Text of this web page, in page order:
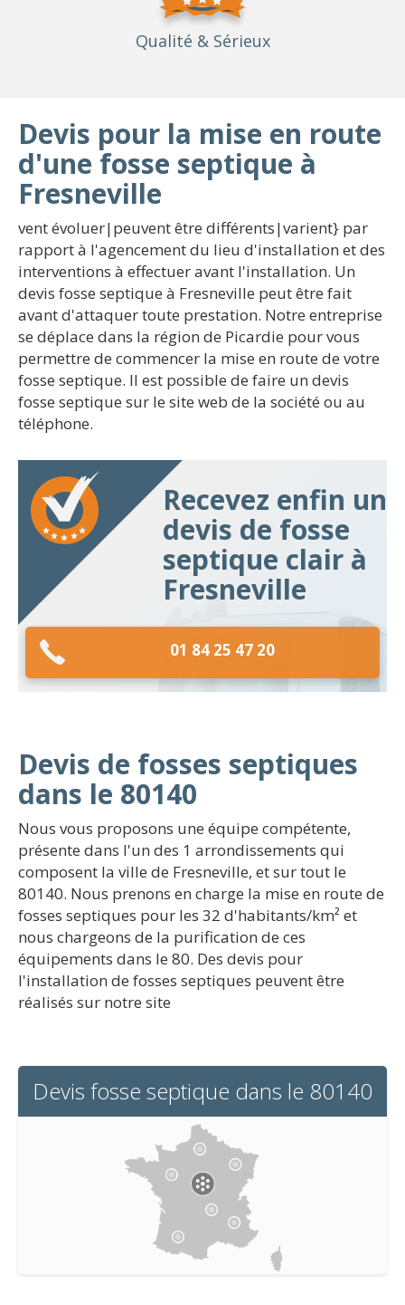
Qualité & Sérieux
Devis pour la mise en route
d'une fosse septique à
Fresneville
vent évoluer|peuvent être différents|varient} par
rapport à l'agencement du lieu d'installation et des
interventions à effectuer avant l'installation. Un
devis fosse septique à Fresneville peut être fait
avant d'attaquer toute prestation. Notre entreprise
se déplace dans la région de Picardie pour vous
permettre de commencer la mise en route de votre
fosse septique. Il est possible de faire un devis
fosse septique sur le site web de la société ou au
téléphone.
Recevez enfin un
devis de fosse
septique clair à
Fresneville
01 84 25 47 20
Devis de fosses septiques
dans le 80140
Nous vous proposons une équipe compétente,
présente dans l'un des 1 arrondissements qui
composent la ville de Fresneville, et sur tout le
80140. Nous prenons en charge la mise en route de
fosses septiques pour les 32 d'habitants/km² et
nous chargeons de la purification de ces
équipements dans le 80. Des devis pour
l'installation de fosses septiques peuvent être
réalisés sur notre site
Devis fosse septique dans le 80140